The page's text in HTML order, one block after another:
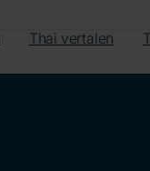
Thai vertalen